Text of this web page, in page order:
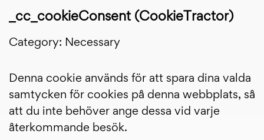
_cc_cookieConsent (CookieTractor)
Category: Necessary
Denna cookie används för att spara dina valda
samtycken för cookies på denna webbplats, så
att du inte behöver ange dessa vid varje
återkommande besök.